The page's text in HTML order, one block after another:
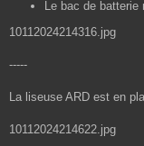
Le bac de
10112024214316.jpg
-----
La liseuse ARD est en
10112024214622.jpg